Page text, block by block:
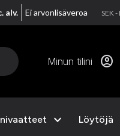
alv. Ei arvonlisäveroa SEK -
Minun tilini account_circle
expand_more Löytöjä